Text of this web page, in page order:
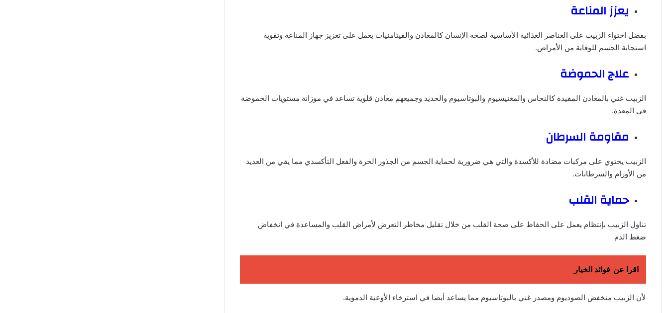
يعزز المناعة
بفضل احتواء الزبيب على العناصر الغذائية الأساسية لصحة الإنسان كالمعادن والفيتامنيات يعمل على تعزيز جهاز المناعة وتقوية
استجابة الجسم للوقاية من الأمراض.
علاج الحموضة
الزبيب غني بالمعادن المفيدة كالنحاس والمغنيسيوم والبوتاسيوم والحديد وجميعهم معادن قلوية تساعد في موزانة مستويات الحموضة
في المعدة.
مقاومة السرطان
الزبيب يحتوي على مركبات مضادة للأكسدة والتي هي ضرورية لحماية الجسم من الجذور الحرة والفعل التأكسدي مما يقي من العديد
من الأورام والسرطانات.
حماية القلب
تناول الزبيب بإنتظام يعمل على الحفاظ على صحة القلب من خلال تقليل مخاطر التعرض لأمراض القلب والمساعدة في انخفاض
ضغط الدم
اقرا عن فوائد الخيار
لأن الزبيب منخفض الصوديوم ومصدر غني بالبوتاسيوم مما يساعد أيضا في استرخاء الأوعية الدموية.